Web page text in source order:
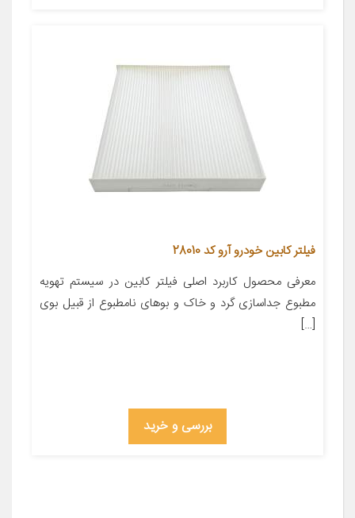
فیلتر کابین خودرو آرو کد 28010
معرفی محصول کاربرد اصلی فیلتر کابین در سیستم تهویه
مطبوع جداسازی گرد و خاک و بوهای نامطبوع از قبیل بوی
[…]
بررسی و خرید